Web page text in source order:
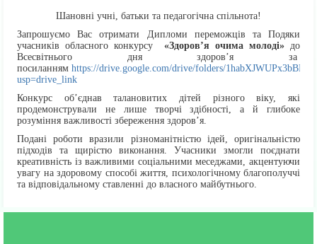
Шановні учні, батьки та педагогічна спільнота!
Запрошуємо Вас отримати Дипломи переможців та Подяки
учасників обласного конкурсу «Здоров’я очима молоді» до
Всесвітнього дня здоров’я за
посиланням https://drive.google.com/drive/folders/
usp=drive_link
Конкурс об’єднав талановитих дітей різного віку, які
продемонстрували не лише творчі здібності, а й глибоке
розуміння важливості збереження здоров’я.
Подані роботи вразили різноманітністю ідей, оригінальністю
підходів та щирістю виконання. Учасники змогли поєднати
креативність із важливими соціальними меседжами, акцентуючи
увагу на здоровому способі життя, психологічному благополуччі
та відповідальному ставленні до власного майбутнього.